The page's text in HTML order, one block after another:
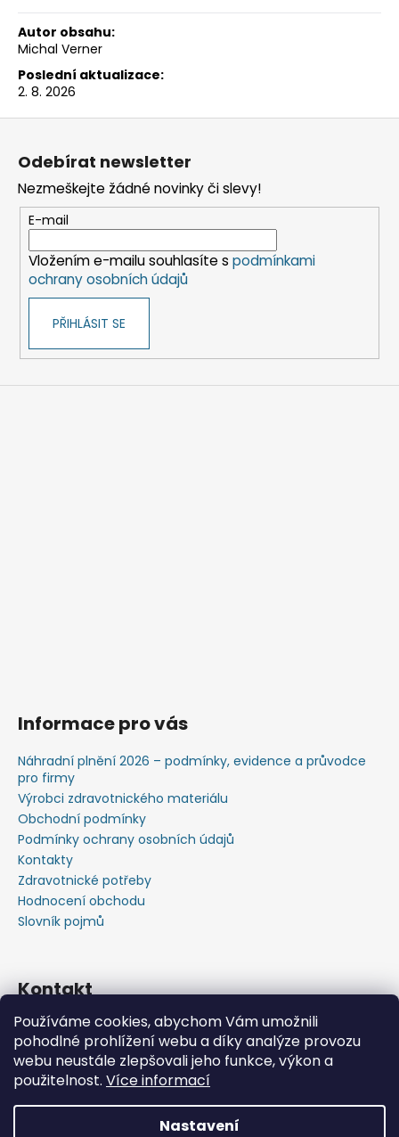
Používáme cookies, abychom Vám umožnili
pohodlné prohlížení webu a díky analýze provozu
webu neustále zlepšovali jeho funkce, výkon a
použitelnost. Více informací
Nastavení
Autor obsahu:
Michal Verner
Poslední aktualizace:
2. 8. 2026
Z
Odebírat newsletter
Nezmeškejte žádné novinky či slevy!
E-mail
Vložením e-mailu souhlasíte s podmínkami
ochrany osobních údajů
PŘIHLÁSIT SE
Informace pro vás
Náhradní plnění 2026 – podmínky, evidence a průvodce
pro firmy
Výrobci zdravotnického materiálu
Obchodní podmínky
Podmínky ochrany osobních údajů
Kontakty
Zdravotnické potřeby
Hodnocení obchodu
Slovník pojmů
Kontakt
+420603583759 ,+420734720049
https://www.facebook.com/profile.php?id=615793934
37445
https://www.youtube.com/@michalverner7685